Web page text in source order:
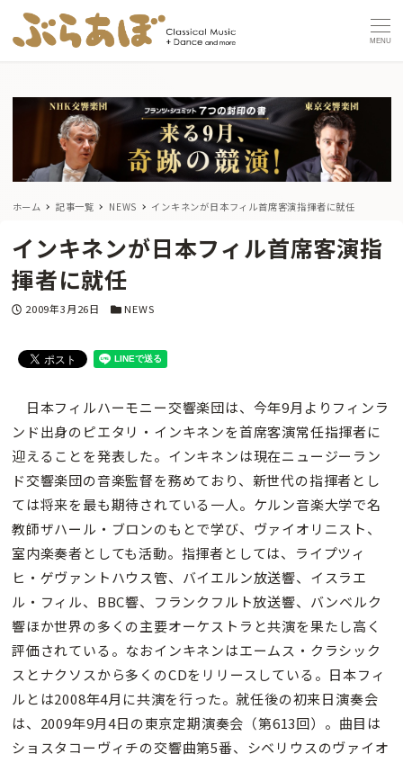
MENU
ホーム 記事一覧 NEWS インキネンが日本フィル首席客演指揮者に就任
インキネンが日本フィル首席客演指
揮者に就任
投稿日
2009年3月26日 カテゴリー
NEWS
日本フィルハーモニー交響楽団は、今年9月よりフィンラ
ンド出身のピエタリ・インキネンを首席客演常任指揮者に
迎えることを発表した。インキネンは現在ニュージーラン
ド交響楽団の音楽監督を務めており、新世代の指揮者とし
ては将来を最も期待されている一人。ケルン音楽大学で名
教師ザハール・ブロンのもとで学び、ヴァイオリニスト、
室内楽奏者としても活動。指揮者としては、ライプツィ
ヒ・ゲヴァントハウス管、バイエルン放送響、イスラエ
ル・フィル、BBC響、フランクフルト放送響、バンベルク
響ほか世界の多くの主要オーケストラと共演を果たし高く
評価されている。なおインキネンはエームス・クラシック
スとナクソスから多くのCDをリリースしている。日本フィ
ルとは2008年4月に共演を行った。就任後の初来日演奏会
は、2009年9月4日の東京定期演奏会（第613回）。曲目は
ショスタコーヴィチの交響曲第5番、シベリウスのヴァイオ